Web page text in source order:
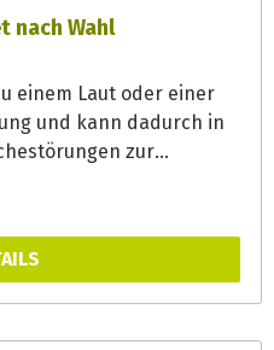
nach Wahl
einem Laut oder einer
und kann dadurch in
zur
eingesetzt werden.
bieten die Puzzles bunte
zur
Wortschatzerweiterung